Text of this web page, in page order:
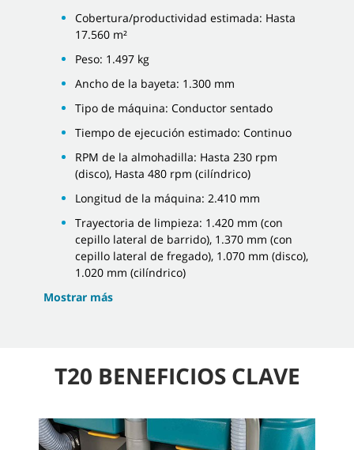
Cobertura/productividad estimada: Hasta
17.560 m²
Peso: 1.497 kg
Ancho de la bayeta: 1.300 mm
Tipo de máquina: Conductor sentado
Tiempo de ejecución estimado: Continuo
RPM de la almohadilla: Hasta 230 rpm
(disco), Hasta 480 rpm (cilíndrico)
Longitud de la máquina: 2.410 mm
Trayectoria de limpieza: 1.420 mm (con
cepillo lateral de barrido), 1.370 mm (con
cepillo lateral de fregado), 1.070 mm (disco),
1.020 mm (cilíndrico)
Mostrar más
T20 BENEFICIOS CLAVE